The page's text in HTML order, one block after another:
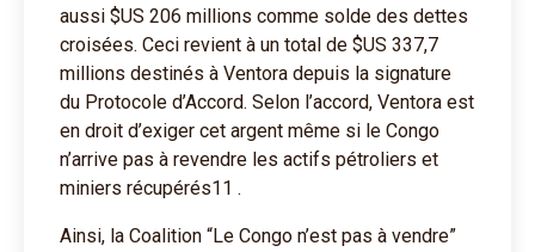
aussi $US 206 millions comme solde des dettes
croisées. Ceci revient à un total de $US 337,7
millions destinés à Ventora depuis la signature
du Protocole d’Accord. Selon l’accord, Ventora est
en droit d’exiger cet argent même si le Congo
n’arrive pas à revendre les actifs pétroliers et
miniers récupérés11 .
Ainsi, la Coalition “Le Congo n’est pas à vendre”